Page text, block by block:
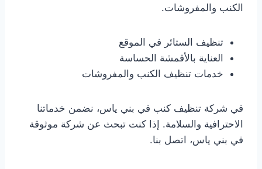
الكنب والمفروشات.
تنظيف الستائر في الموقع
العناية بالأقمشة الحساسة
خدمات تنظيف الكنب والمفروشات
في شركة تنظيف كنب في بني ياس، نضمن خدماتنا
الاحترافية والسلامة. إذا كنت تبحث عن شركة موثوقة
في بني ياس، اتصل بنا.